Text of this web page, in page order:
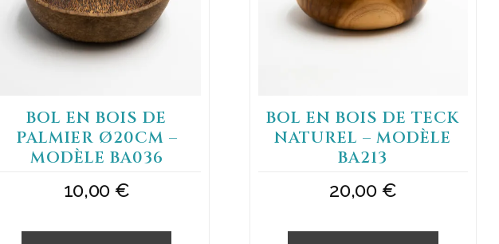
BOL EN BOIS DE
PALMIER Ø20CM –
MODÈLE BA036
10,00 €
BOL EN BOIS DE TECK
NATUREL – MODÈLE
BA213
20,00 €